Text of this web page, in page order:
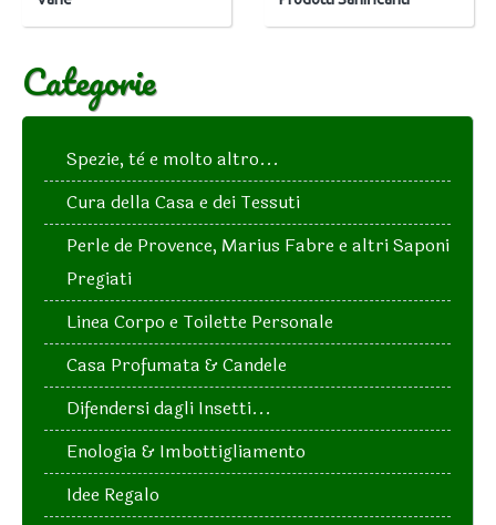
Categorie
Spezie, tè e molto altro...
Cura della Casa e dei Tessuti
Perle de Provence, Marius Fabre e altri Saponi
Pregiati
Linea Corpo e Toilette Personale
Casa Profumata & Candele
Difendersi dagli Insetti...
Enologia & Imbottigliamento
Idee Regalo